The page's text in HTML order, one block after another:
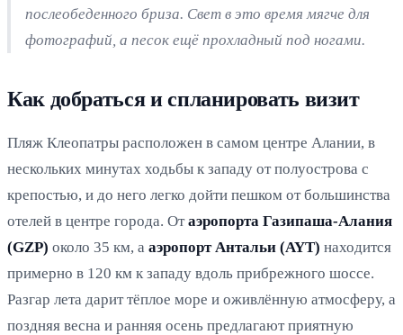
послеобеденного бриза. Свет в это время мягче для
фотографий, а песок ещё прохладный под ногами.
Как добраться и спланировать визит
Пляж Клеопатры расположен в самом центре Алании, в
нескольких минутах ходьбы к западу от полуострова с
крепостью, и до него легко дойти пешком от большинства
отелей в центре города. Отаэропорта Газипаша-Алания
(GZP) около 35 км, а аэропорт Антальи (AYT) находится
примерно в 120 км к западу вдоль прибрежного шоссе.
Разгар лета дарит тёплое море и оживлённую атмосферу, а
поздняя весна и ранняя осень предлагают приятную